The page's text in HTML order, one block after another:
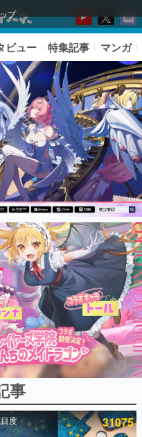
プ
キング
ージビュー数万以上！ などな
、電ファミ渾身の“殿堂入り”記
ビュー 特集記事 マンガ
事
度 31075